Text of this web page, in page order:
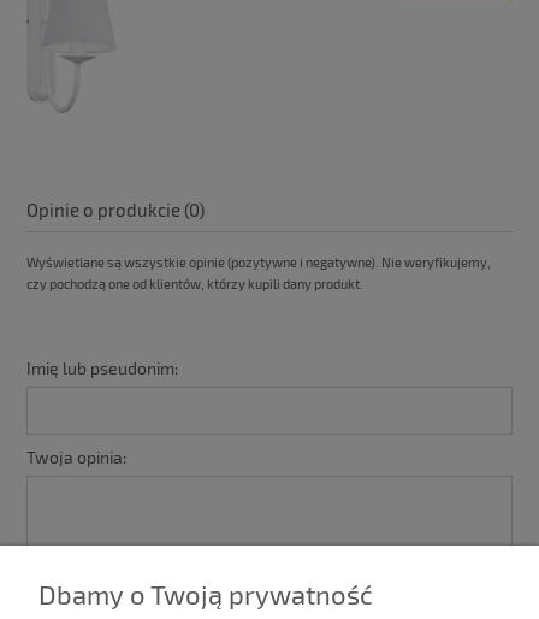
Opinie o produkcie (0)
Wyświetlane są wszystkie opinie (pozytywne i negatywne). Nie weryfikujemy,
czy pochodzą one od klientów, którzy kupili dany produkt.
Imię lub pseudonim:
Twoja opinia:
Dbamy o Twoją prywatność